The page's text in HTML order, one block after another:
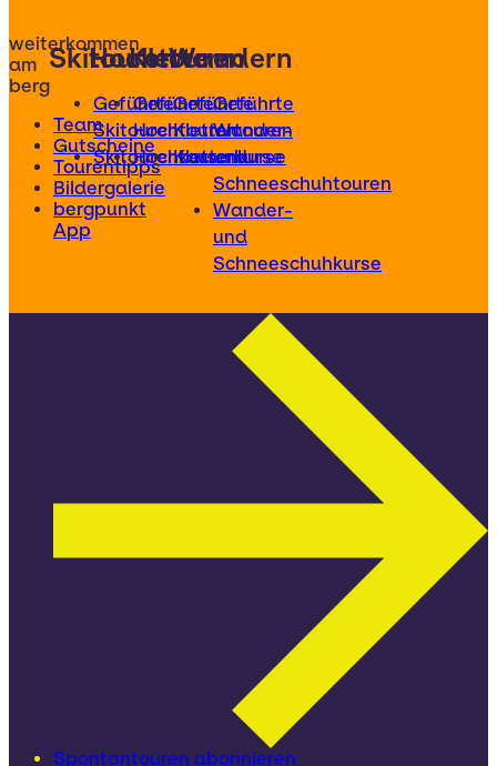
weiterkommen
am
berg
Team
Gutscheine
Tourentipps
Bildergalerie
bergpunkt
App
Skitouren
Geführte
Skitouren
Skitourenkurse
Hochtouren
Geführte
Hochtouren
Hochtourenkurse
Klettern
Geführte
Klettertouren
Kletterkurse
Wandern
Geführte
Wander-
und
Schneeschuhtouren
Wander-
und
Schneeschuhkurse
Spontantouren abonnieren